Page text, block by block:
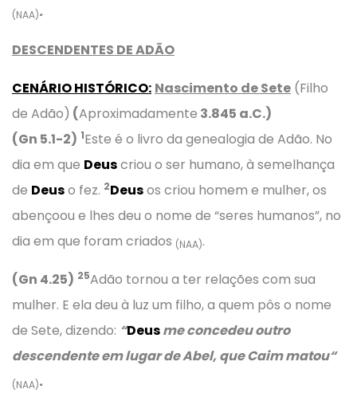
(NAA).
DESCENDENTES DE ADÃO
CENÁRIO HISTÓRICO: Nascimento de Sete (Filho
de Adão) (Aproximadamente 3.845 a.C.)
(Gn 5.1-2) 1Este é o livro da genealogia de Adão. No
dia em que Deuscriou o ser humano, à semelhança
de Deuso fez. 2Deusos criou homem e mulher, os
abençoou e lhes deu o nome de “seres humanos”, no
dia em que foram criados (NAA).
(Gn 4.25) 25Adão tornou a ter relações com sua
mulher. E ela deu à luz um filho, a quem pôs o nome
de Sete, dizendo: “Deusme concedeu outro
descendente em lugar de Abel, que Caim matou“
(NAA).